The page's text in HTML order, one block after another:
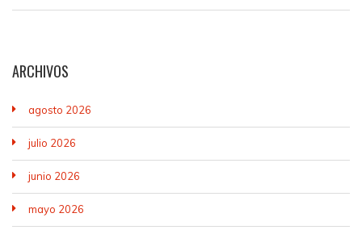
ARCHIVOS
agosto 2026
julio 2026
junio 2026
mayo 2026